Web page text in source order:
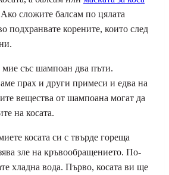
сложите балсам по цялата
подхранвате корените, които след
мие със шампоан два пъти.
прах и други примеси и едва на
вещества от шампоана могат да
на косата.
косата си с твърде гореща
зле на кръвообращението. По-
хладна вода. Първо, косата ви ще